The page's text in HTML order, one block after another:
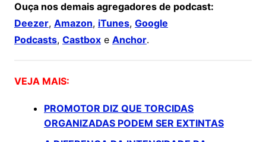
Ouça nos demais agregadores de podcast:
Deezer, Amazon, iTunes, Google
Podcasts, Castboxe Anchor.
VEJA MAIS:
PROMOTOR DIZ QUE TORCIDAS
ORGANIZADAS PODEM SER EXTINTAS